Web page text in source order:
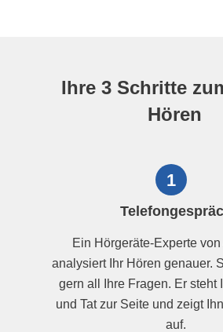
Ein Hörgeräte-Experte
analysiert Ihr Hören genauer.
gern all Ihre Fragen. Er steht
und Tat zur Seite und zeigt
auf.
Ihre 3 Schritte
Hören
1